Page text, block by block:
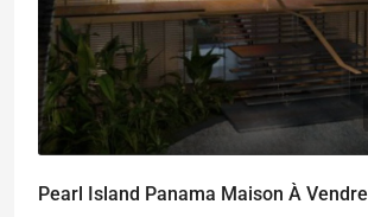
Pearl Island Panama Maison À Vendre